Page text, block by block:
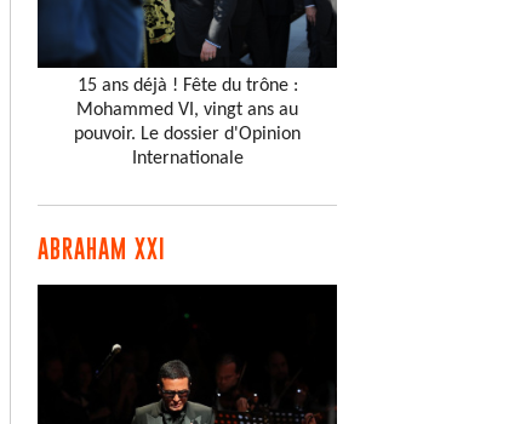
15 ans déjà ! Fête du trône :
Mohammed VI, vingt ans au
pouvoir. Le dossier d'Opinion
Internationale
ABRAHAM XXI